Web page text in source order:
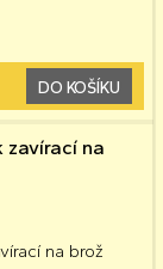
DO KOŠÍKU
zavírací na
na brož